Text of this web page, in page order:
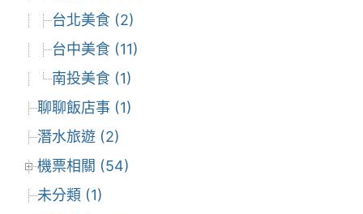
台北美食 (2)
台中美食 (11)
南投美食 (1)
聊聊飯店事 (1)
潛水旅遊 (2)
機票相關 (54)
未分類 (1)